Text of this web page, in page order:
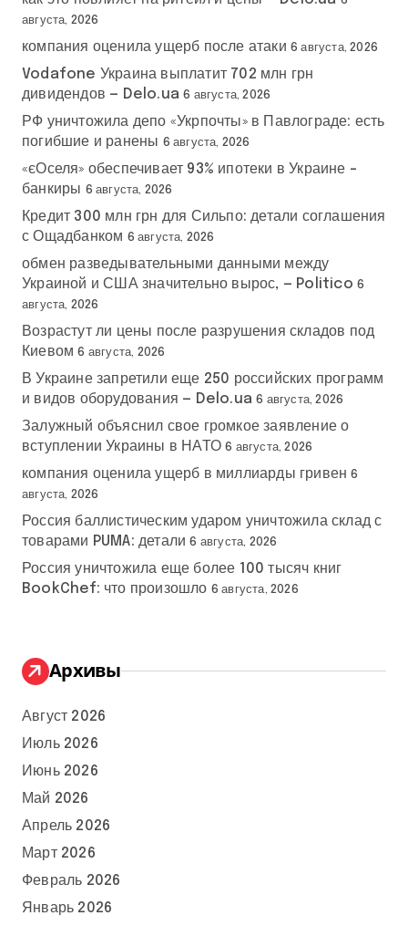
августа, 2026
компания оценила ущерб после атаки 6 августа, 2026
Vodafone Украина выплатит 702 млн грн
дивидендов — Delo.ua 6 августа, 2026
РФ уничтожила депо «Укрпочты» в Павлограде: есть
погибшие и ранены 6 августа, 2026
«єОселя» обеспечивает 93% ипотеки в Украине –
банкиры 6 августа, 2026
Кредит 300 млн грн для Сильпо: детали соглашения
с Ощадбанком 6 августа, 2026
обмен разведывательными данными между
Украиной и США значительно вырос, — Politico 6
августа, 2026
Возрастут ли цены после разрушения складов под
Киевом 6 августа, 2026
В Украине запретили еще 250 российских программ
и видов оборудования — Delo.ua 6 августа, 2026
Залужный объяснил свое громкое заявление о
вступлении Украины в НАТО 6 августа, 2026
компания оценила ущерб в миллиарды гривен 6
августа, 2026
Россия баллистическим ударом уничтожила склад с
товарами PUMA: детали 6 августа, 2026
Россия уничтожила еще более 100 тысяч книг
BookChef: что произошло 6 августа, 2026
Архивы
Август 2026
Июль 2026
Июнь 2026
Май 2026
Апрель 2026
Март 2026
Февраль 2026
Январь 2026